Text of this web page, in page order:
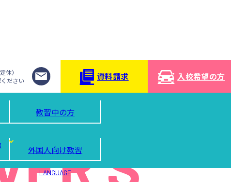
休）
ださい 資料請求 入校希望の方
教習中の方
外国人向け教習
LANGUAGE